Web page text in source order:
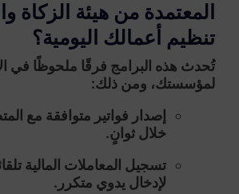
المعتمدة من هيئة الزكاة
تنظيم أعمالك اليومية؟
تُحدث هذه البرامج فرقًا ملحوظًا في
لمؤسستك، ومن ذلك:
إصدار فواتير متوافقة مع
خلال ثوانٍ.
تسجيل المعاملات المالية
لإدخال يدوي متكرر.